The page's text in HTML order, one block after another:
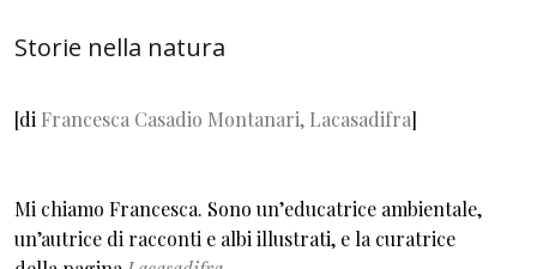
Storie nella natura
[di Francesca Casadio Montanari, Lacasadifra]
Mi chiamo Francesca. Sono un’educatrice ambientale,
un’autrice di racconti e albi illustrati, e la curatrice